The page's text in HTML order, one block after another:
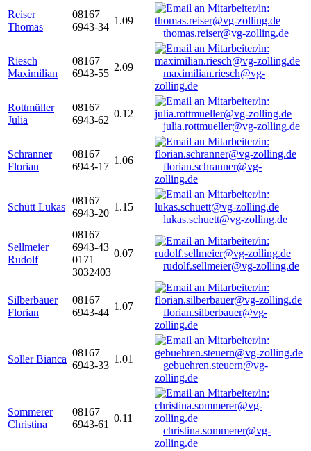
Reiser
Thomas
08167
6943-34
1.09
thomas.reiser@vg-zolling.de
Riesch
Maximilian
08167
6943-55
2.09
maximilian.riesch@vg-
zolling.de
Rottmüller
Julia
08167
6943-62
0.12
julia.rottmueller@vg-zolling.de
Schranner
Florian
08167
6943-17
1.06
florian.schranner@vg-
zolling.de
Schütt Lukas
08167
6943-20
1.15
lukas.schuett@vg-zolling.de
Sellmeier
Rudolf
08167
6943-43
0171
3032403
0.07
rudolf.sellmeier@vg-zolling.de
Silberbauer
Florian
08167
6943-44
1.07
florian.silberbauer@vg-
zolling.de
Soller Bianca
08167
6943-33
1.01
gebuehren.steuern@vg-
zolling.de
Sommerer
Christina
08167
6943-61
0.11
christina.sommerer@vg-
zolling.de